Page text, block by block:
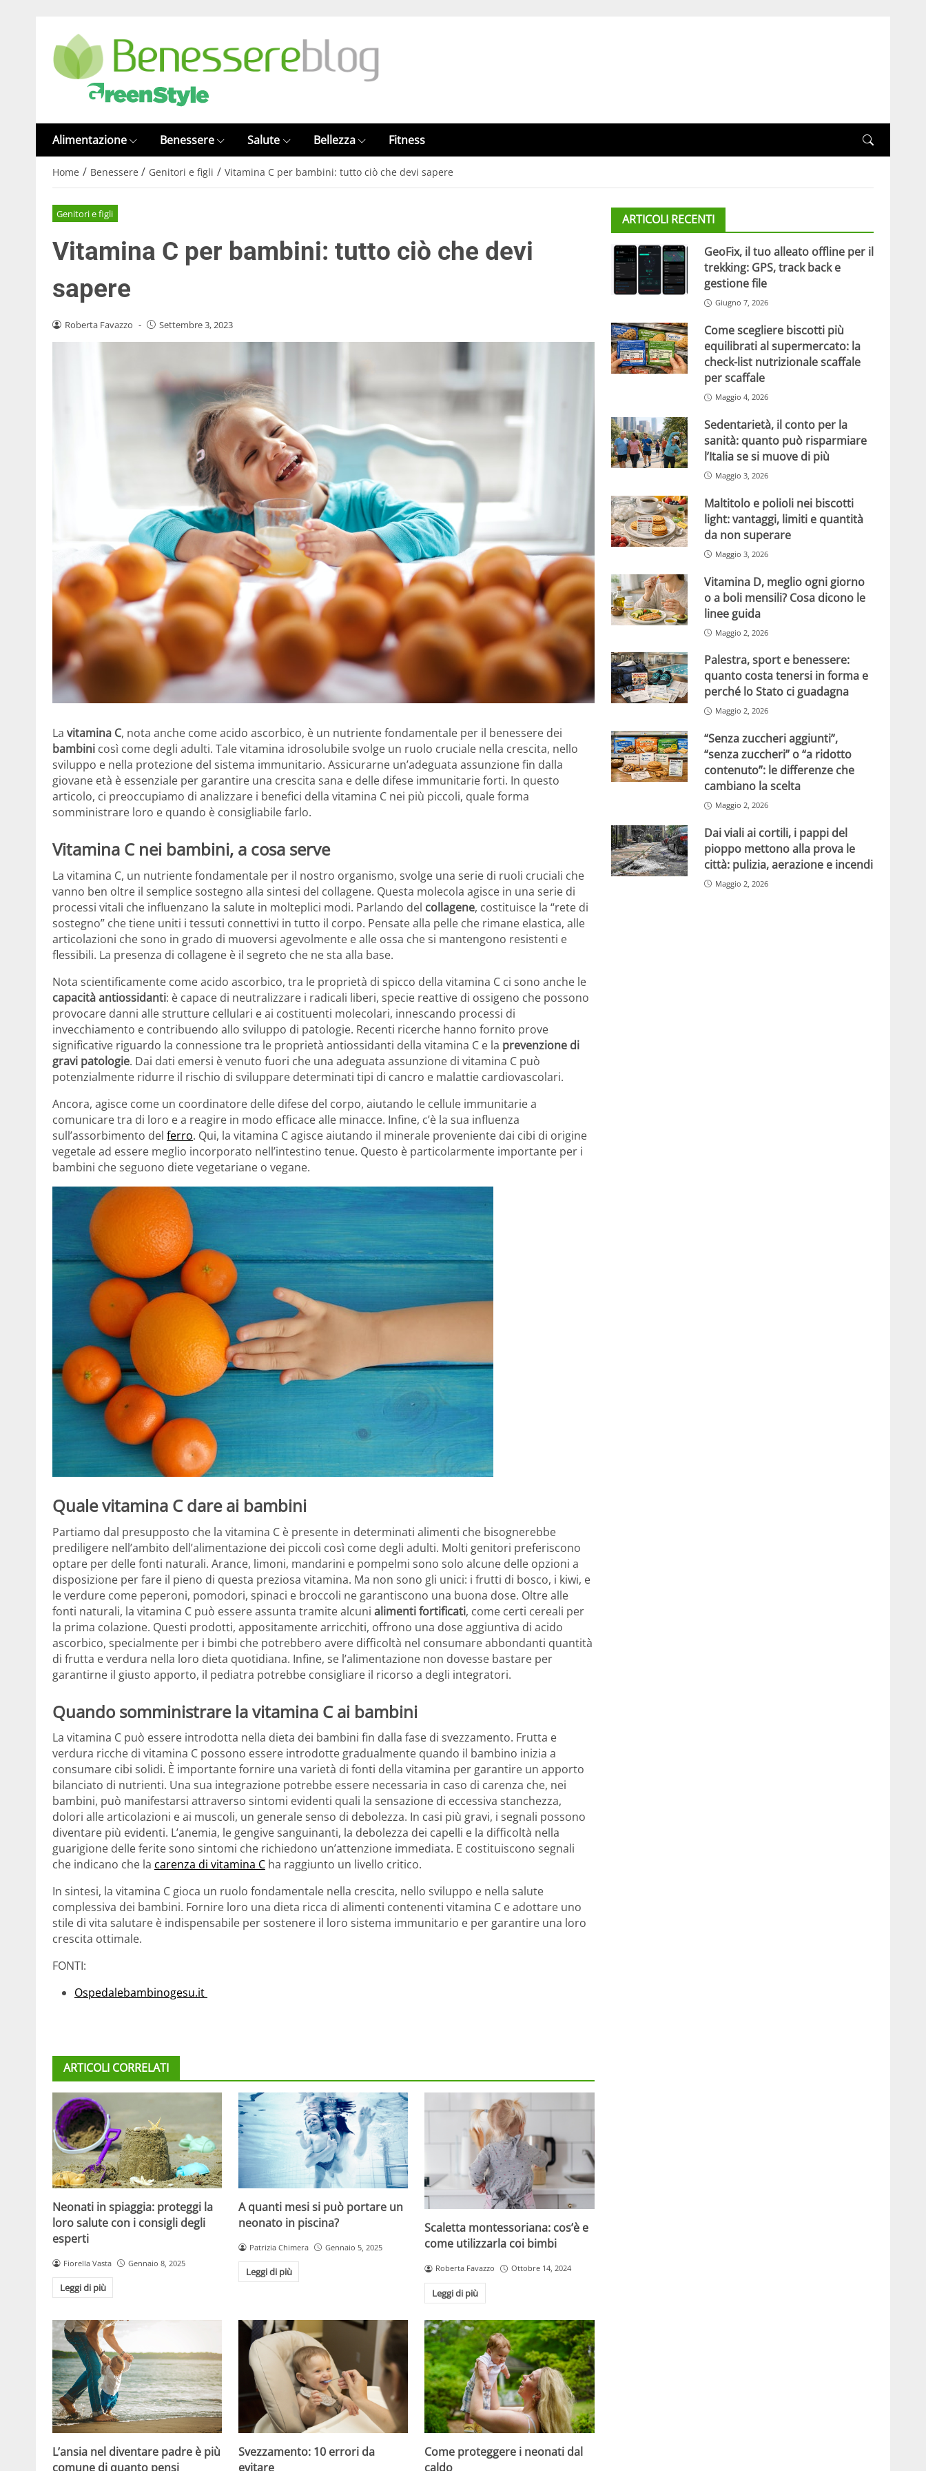
Alimentazione Benessere Salute Bellezza Fitness
Home / Benessere / Genitori e figli / Vitamina C per bambini: tutto ciò che devi sapere
Genitori e figli
Vitamina C per bambini: tutto ciò che devi
sapere
Roberta Favazzo - Settembre 3, 2023
La vitamina C, nota anche come acido ascorbico, è un nutriente fondamentale per il benessere dei
bambini così come degli adulti. Tale vitamina idrosolubile svolge un ruolo cruciale nella crescita, nello
sviluppo e nella protezione del sistema immunitario. Assicurarne un’adeguata assunzione fin dalla
giovane età è essenziale per garantire una crescita sana e delle difese immunitarie forti. In questo
articolo, ci preoccupiamo di analizzare i benefici della vitamina C nei più piccoli, quale forma
somministrare loro e quando è consigliabile farlo.
Vitamina C nei bambini, a cosa serve
La vitamina C, un nutriente fondamentale per il nostro organismo, svolge una serie di ruoli cruciali che
vanno ben oltre il semplice sostegno alla sintesi del collagene. Questa molecola agisce in una serie di
processi vitali che influenzano la salute in molteplici modi. Parlando del collagene, costituisce la “rete di
sostegno” che tiene uniti i tessuti connettivi in tutto il corpo. Pensate alla pelle che rimane elastica, alle
articolazioni che sono in grado di muoversi agevolmente e alle ossa che si mantengono resistenti e
flessibili. La presenza di collagene è il segreto che ne sta alla base.
Nota scientificamente come acido ascorbico, tra le proprietà di spicco della vitamina C ci sono anche le
capacità antiossidanti: è capace di neutralizzare i radicali liberi, specie reattive di ossigeno che possono
provocare danni alle strutture cellulari e ai costituenti molecolari, innescando processi di
invecchiamento e contribuendo allo sviluppo di patologie. Recenti ricerche hanno fornito prove
significative riguardo la connessione tra le proprietà antiossidanti della vitamina C e la prevenzione di
gravi patologie. Dai dati emersi è venuto fuori che una adeguata assunzione di vitamina C può
potenzialmente ridurre il rischio di sviluppare determinati tipi di cancro e malattie cardiovascolari.
Ancora, agisce come un coordinatore delle difese del corpo, aiutando le cellule immunitarie a
comunicare tra di loro e a reagire in modo efficace alle minacce. Infine, c’è la sua influenza
sull’assorbimento del ferro. Qui, la vitamina C agisce aiutando il minerale proveniente dai cibi di origine
vegetale ad essere meglio incorporato nell’intestino tenue. Questo è particolarmente importante per i
bambini che seguono diete vegetariane o vegane.
Quale vitamina C dare ai bambini
Partiamo dal presupposto che la vitamina C è presente in determinati alimenti che bisognerebbe
prediligere nell’ambito dell’alimentazione dei piccoli così come degli adulti. Molti genitori preferiscono
optare per delle fonti naturali. Arance, limoni, mandarini e pompelmi sono solo alcune delle opzioni a
disposizione per fare il pieno di questa preziosa vitamina. Ma non sono gli unici: i frutti di bosco, i kiwi, e
le verdure come peperoni, pomodori, spinaci e broccoli ne garantiscono una buona dose. Oltre alle
fonti naturali, la vitamina C può essere assunta tramite alcuni alimenti fortificati, come certi cereali per
la prima colazione. Questi prodotti, appositamente arricchiti, offrono una dose aggiuntiva di acido
ascorbico, specialmente per i bimbi che potrebbero avere difficoltà nel consumare abbondanti quantità
di frutta e verdura nella loro dieta quotidiana. Infine, se l’alimentazione non dovesse bastare per
garantirne il giusto apporto, il pediatra potrebbe consigliare il ricorso a degli integratori.
Quando somministrare la vitamina C ai bambini
La vitamina C può essere introdotta nella dieta dei bambini fin dalla fase di svezzamento. Frutta e
verdura ricche di vitamina C possono essere introdotte gradualmente quando il bambino inizia a
consumare cibi solidi. È importante fornire una varietà di fonti della vitamina per garantire un apporto
bilanciato di nutrienti. Una sua integrazione potrebbe essere necessaria in caso di carenza che, nei
bambini, può manifestarsi attraverso sintomi evidenti quali la sensazione di eccessiva stanchezza,
dolori alle articolazioni e ai muscoli, un generale senso di debolezza. In casi più gravi, i segnali possono
diventare più evidenti. L’anemia, le gengive sanguinanti, la debolezza dei capelli e la difficoltà nella
guarigione delle ferite sono sintomi che richiedono un’attenzione immediata. E costituiscono segnali
che indicano che la carenza di vitamina C ha raggiunto un livello critico.
In sintesi, la vitamina C gioca un ruolo fondamentale nella crescita, nello sviluppo e nella salute
complessiva dei bambini. Fornire loro una dieta ricca di alimenti contenenti vitamina C e adottare uno
stile di vita salutare è indispensabile per sostenere il loro sistema immunitario e per garantire una loro
crescita ottimale.
FONTI:
Ospedalebambinogesu.it
ARTICOLI CORRELATI
Neonati in spiaggia: proteggi la
loro salute con i consigli degli
esperti
Fiorella Vasta Gennaio 8, 2025
Leggi di più
A quanti mesi si può portare un
neonato in piscina?
Patrizia Chimera Gennaio 5, 2025
Leggi di più
Scaletta montessoriana: cos’è e
come utilizzarla coi bimbi
Roberta Favazzo Ottobre 14, 2024
Leggi di più
L’ansia nel diventare padre è più
comune di quanto pensi
Svezzamento: 10 errori da
evitare
Come proteggere i neonati dal
caldo
ARTICOLI RECENTI
GeoFix, il tuo alleato offline per il
trekking: GPS, track back e
gestione file
Giugno 7, 2026
Come scegliere biscotti più
equilibrati al supermercato: la
check-list nutrizionale scaffale
per scaffale
Maggio 4, 2026
Sedentarietà, il conto per la
sanità: quanto può risparmiare
l’Italia se si muove di più
Maggio 3, 2026
Maltitolo e polioli nei biscotti
light: vantaggi, limiti e quantità
da non superare
Maggio 3, 2026
Vitamina D, meglio ogni giorno
o a boli mensili? Cosa dicono le
linee guida
Maggio 2, 2026
Palestra, sport e benessere:
quanto costa tenersi in forma e
perché lo Stato ci guadagna
Maggio 2, 2026
“Senza zuccheri aggiunti”,
“senza zuccheri” o “a ridotto
contenuto”: le differenze che
cambiano la scelta
Maggio 2, 2026
Dai viali ai cortili, i pappi del
pioppo mettono alla prova le
città: pulizia, aerazione e incendi
Maggio 2, 2026